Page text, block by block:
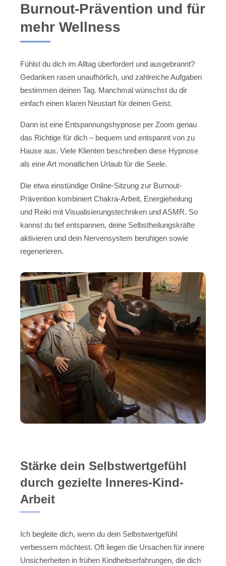
Burnout-Prävention und für
mehr Wellness
Fühlst du dich im Alltag überfordert und ausgebrannt?
Gedanken rasen unaufhörlich, und zahlreiche Aufgaben
bestimmen deinen Tag. Manchmal wünschst du dir
einfach einen klaren Neustart für deinen Geist.
Dann ist eine Entspannungshypnose per Zoom genau
das Richtige für dich – bequem und entspannt von zu
Hause aus. Viele Klienten beschreiben diese Hypnose
als eine Art monatlichen Urlaub für die Seele.
Die etwa einstündige Online-Sitzung zur Burnout-
Prävention kombiniert Chakra-Arbeit, Energieheilung
und Reiki mit Visualisierungstechniken und ASMR. So
kannst du tief entspannen, deine Selbstheilungskräfte
aktivieren und dein Nervensystem beruhigen sowie
regenerieren.
Stärke dein Selbstwertgefühl
durch gezielte Inneres-Kind-
Arbeit
Ich begleite dich, wenn du dein Selbstwertgefühl
verbessern möchtest. Oft liegen die Ursachen für innere
Unsicherheiten in frühen Kindheitserfahrungen, die dich